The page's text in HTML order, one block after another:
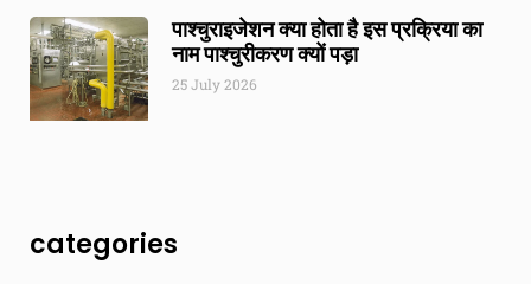
पाश्चुराइजेशन क्या होता है इस प्रक्रिया का
नाम पाश्चुरीकरण क्यों पड़ा
25 July 2026
categories